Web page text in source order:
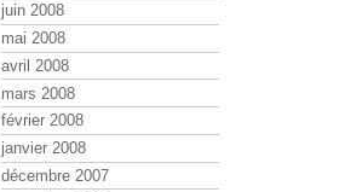
juin 2008
mai 2008
avril 2008
mars 2008
février 2008
janvier 2008
décembre 2007